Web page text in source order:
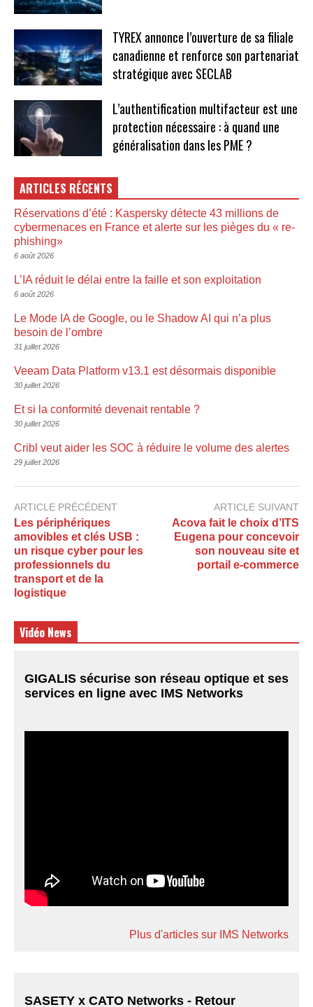
TYREX annonce l’ouverture de sa filiale
canadienne et renforce son partenariat
stratégique avec SECLAB
L’authentification multifacteur est une
protection nécessaire : à quand une
généralisation dans les PME ?
ARTICLES RÉCENTS
Réservations d’été : Kaspersky détecte 43 millions de
cybermenaces en France et alerte sur les pièges du « re-
phishing»
6 août 2026
L’IA réduit le délai entre la faille et son exploitation
6 août 2026
Le Mode IA de Google, ou le Shadow AI qui n’a plus
besoin de l’ombre
31 juillet 2026
Veeam Data Platform v13.1 est désormais disponible
30 juillet 2026
Et si la conformité devenait rentable ?
30 juillet 2026
Cribl veut aider les SOC à réduire le volume des alertes
29 juillet 2026
ARTICLE PRÉCÉDENT
Les périphériques
amovibles et clés USB :
un risque cyber pour les
professionnels du
transport et de la
logistique
ARTICLE SUIVANT
Acova fait le choix d’ITS
Eugena pour concevoir
son nouveau site et
portail e-commerce
Vidéo News
GIGALIS sécurise son réseau optique et ses
services en ligne avec IMS Networks
Plus d'articles sur IMS Networks
SASETY x CATO Networks - Retour